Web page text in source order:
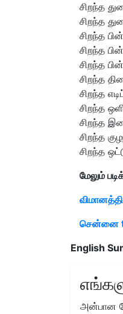
சிறந்த
சிறந்த
சிறந்த
சிறந்த
சிறந்த
சிறந்த
சிறந்த
சிறந்த
சிறந்த
சிறந்த
சிறந்த
மேலும்
சென்னை
English
அன்பான